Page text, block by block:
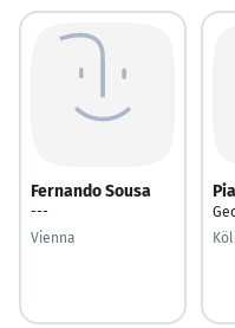
Fernando Sousa
---
Vienna